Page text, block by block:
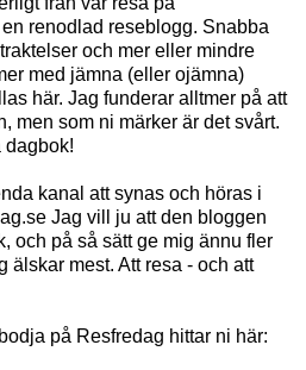
renodlad reseblogg. Snabba
och mer eller mindre
med jämna (eller ojämna)
här. Jag funderar alltmer på att
men som ni märker är det svårt.
dagbok!
kanal att synas och höras i
Jag vill ju att den bloggen
och på så sätt ge mig ännu fler
älskar mest. Att resa - och att
på Resfredag hittar ni här: